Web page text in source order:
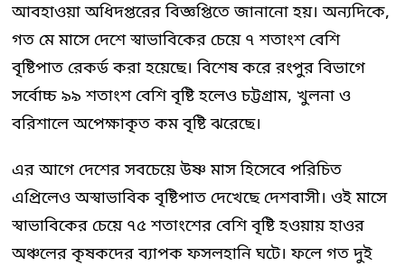
আবহাওয়া অধিদপ্তরের বিজ্ঞপ্তিতে জানানো হয়। অন্যদিকে,
গত মে মাসে দেশে স্বাভাবিকের চেয়ে ৭ শতাংশ বেশি
বৃষ্টিপাত রেকর্ড করা হয়েছে। বিশেষ করে রংপুর বিভাগে
সর্বোচ্চ ৯৯ শতাংশ বেশি বৃষ্টি হলেও চট্টগ্রাম, খুলনা ও
বরিশালে অপেক্ষাকৃত কম বৃষ্টি ঝরেছে।
এর আগে দেশের সবচেয়ে উষ্ণ মাস হিসেবে পরিচিত
এপ্রিলেও অস্বাভাবিক বৃষ্টিপাত দেখেছে দেশবাসী। ওই মাসে
স্বাভাবিকের চেয়ে ৭৫ শতাংশের বেশি বৃষ্টি হওয়ায় হাওর
অঞ্চলের কৃষকদের ব্যাপক ফসলহানি ঘটে। ফলে গত দুই